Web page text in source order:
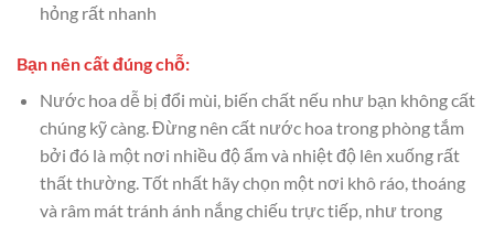
hỏng rất nhanh
Bạn nên cất đúng chỗ:
Nước hoa dễ bị đổi mùi, biến chất nếu như bạn không cất
chúng kỹ càng. Đừng nên cất nước hoa trong phòng tắm
bởi đó là một nơi nhiều độ ẩm và nhiệt độ lên xuống rất
thất thường. Tốt nhất hãy chọn một nơi khô ráo, thoáng
và râm mát tránh ánh nắng chiếu trực tiếp, như trong